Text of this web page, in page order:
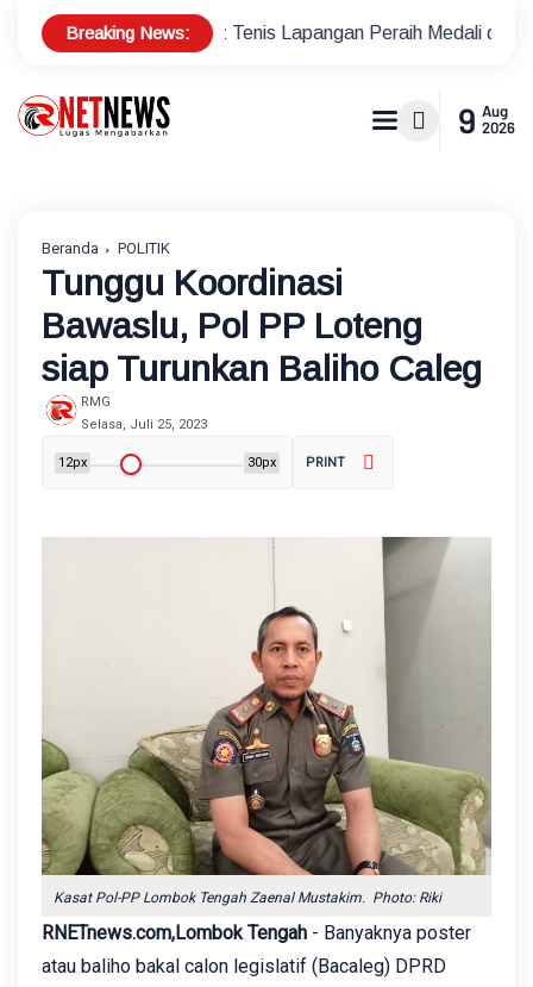
Breaking News:
Atlet Tenis Lapangan Peraih Medali di Ajang Porprov
9 Aug
2026
Beranda POLITIK
Tunggu Koordinasi
Bawaslu, Pol PP Loteng
siap Turunkan Baliho Caleg
RMG
Selasa, Juli 25, 2023
12px 30px PRINT
Kasat Pol-PP Lombok Tengah Zaenal Mustakim. Photo: Riki
RNETnews.com,Lombok Tengah - Banyaknya poster
atau baliho bakal calon legislatif (Bacaleg) DPRD